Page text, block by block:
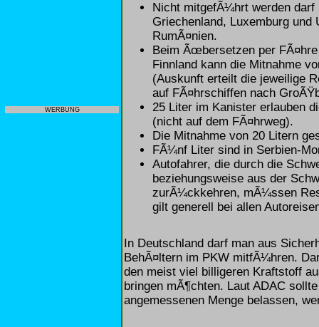
WERBUNG
Nicht mitgefÃ¼hrt werden
Griechenland, Luxemburg und
RumÃ¤nien.
Beim Ãœbersetzen per
Finnland kann die Mitnahme
(Auskunft erteilt die jeweilige
auf FÃ¤hrschiffen nach
25 Liter im Kanister erlauben
(nicht auf dem FÃ¤hrweg).
Die Mitnahme von 20 Litern
FÃ¼nf Liter sind in Serbien-
Autofahrer, die durch die
beziehungsweise aus der
zurÃ¼ckkehren, mÃ¼ssen
gilt generell bei allen
In Deutschland darf man aus
BehÃ¤ltern im PKW mitfÃ¼hren.
den meist viel billigeren Kraftstoff
bringen mÃ¶chten. Laut ADAC
angemessenen Menge belassen,